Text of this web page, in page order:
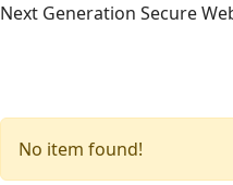
Next Generation Secure
No item found!